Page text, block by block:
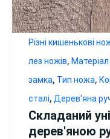
Різні кишенькові
лез ножів,
замка, Тип ножа,
сталі, Дерев'яна
Складаний
дерев'яною